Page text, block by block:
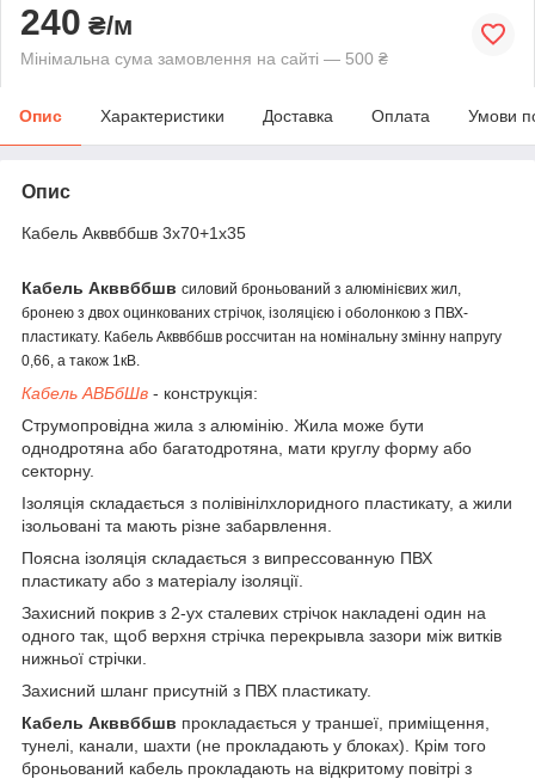
240 ₴/м
Мінімальна сума замовлення на сайті — 500 ₴
Опис Характеристики Доставка Оплата Умови
Опис
Кабель Акввббшв 3х70+1х35
Кабель Акввббшв силовий броньований з алюмінієвих жил,
бронею з двох оцинкованих стрічок, ізоляцією і оболонкою з ПВХ-
пластикату. Кабель Акввббшв россчитан на номінальну змінну напругу
0,66, а також 1кВ.
Кабель АВБбШв - конструкція:
Струмопровідна жила з алюмінію. Жила може бути
однодротяна або багатодротяна, мати круглу форму або
секторну.
Ізоляція складається з полівінілхлоридного пластикату, а жили
ізольовані та мають різне забарвлення.
Поясна ізоляція складається з випрессованную ПВХ
пластикату або з матеріалу ізоляції.
Захисний покрив з 2-ух сталевих стрічок накладені один на
одного так, щоб верхня стрічка перекрывла зазори між витків
нижньої стрічки.
Захисний шланг присутній з ПВХ пластикату.
Кабель Акввббшв прокладається у траншеї, приміщення,
тунелі, канали, шахти (не прокладають у блоках). Крім того
броньований кабель прокладають на відкритому повітрі з